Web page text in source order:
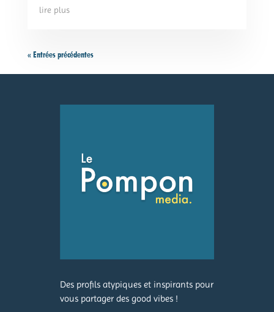
lire plus
« Entrées précédentes
Des profils atypiques et inspirants pour
vous partager des good vibes !